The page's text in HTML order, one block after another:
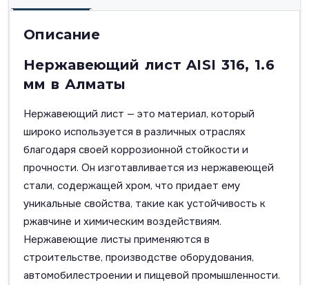
Описание
Нержавеющий лист AISI 316, 1.6
мм в Алматы
Нержавеющий лист — это материал, который
широко используется в различных отраслях
благодаря своей коррозионной стойкости и
прочности. Он изготавливается из нержавеющей
стали, содержащей хром, что придает ему
уникальные свойства, такие как устойчивость к
ржавчине и химическим воздействиям.
Нержавеющие листы применяются в
строительстве, производстве оборудования,
автомобилестроении и пищевой промышленности.